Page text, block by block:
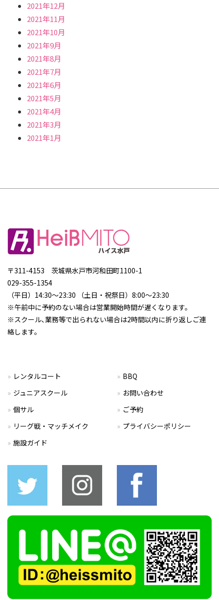
2021年12月
2021年11月
2021年10月
2021年9月
2021年8月
2021年7月
2021年6月
2021年5月
2021年4月
2021年3月
2021年1月
〒311-4153 茨城県水戸市河和田町1100-1
029-355-1354
（平日）14:30～23:30 （土日・祝祭日）8:00～23:30
※午前中に予約のない場合は営業開始時間が遅くなります。
※スクール､業務等で出られない場合は2時間以内に折り返しご連
絡します。
レンタルコート
ジュニアスクール
個サル
リーグ戦・マッチメイク
施設ガイド
BBQ
お問い合わせ
ご予約
プライバシーポリシー